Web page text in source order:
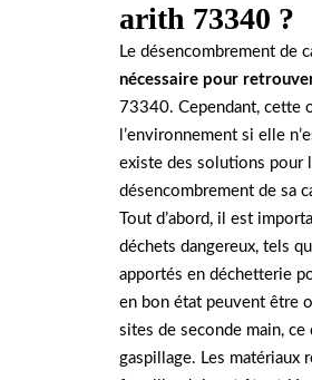
arith 73340 ?
Le désencombrement de
nécessaire pour
73340. Cependant, cette
l’environnement si elle
existe des solutions pour
désencombrement de sa
Tout d’abord, il est
déchets dangereux, tels
apportés en déchetterie
en bon état peuvent être
sites de seconde main,
gaspillage. Les matériaux